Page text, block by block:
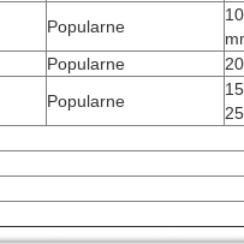
Popularne
Popularne
Popularne